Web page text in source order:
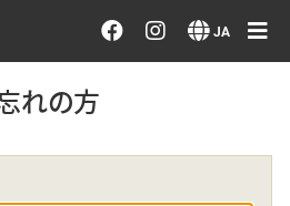
JA
注文する・探す
せ注文
オーダー作品
れの方